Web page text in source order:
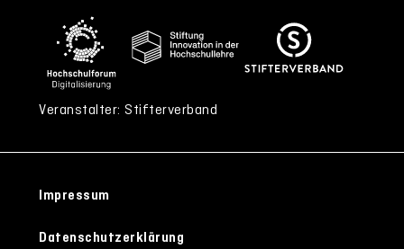
Veranstalter: Stifterverband
Impressum
Datenschutzerklärung